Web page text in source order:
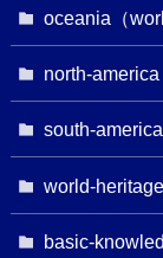
oceania（
north-
south-
world-
basic-